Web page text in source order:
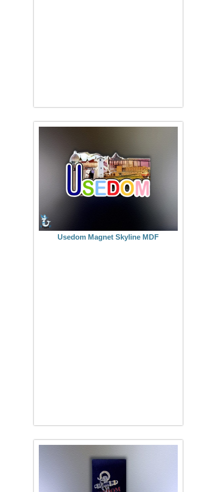
Usedom Magnet Skyline MDF